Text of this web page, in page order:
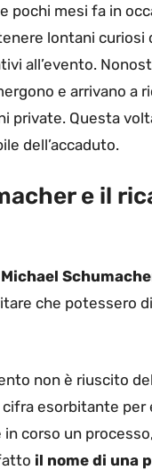
pochi mesi fa in
lontani
all’evento.
e arrivano a
private. Questa
dell’accaduto.
e il
che potessero
non è riuscito
cifra esorbitante per
corso un
il nome di una